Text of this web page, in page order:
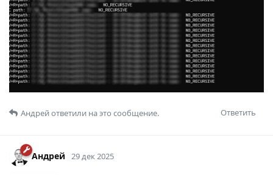
Ответить
Андрейответили на это сообщение.
Андрей 29 дек 2025